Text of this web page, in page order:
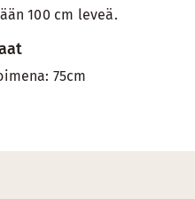
100 cm leveä.
75cm